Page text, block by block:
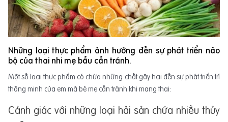
Những loại thực phẩm ảnh hưởng đến sự phát triển não
bộ của thai nhi mẹ bầu cần tránh.
Một số loại thực phẩm có chứa những chất gây hại đến sự phát triển trí
thông minh của em mà bé mẹ cần tránh khi mang thai:
Cảnh giác với những loại hải sản chứa nhiều thủy